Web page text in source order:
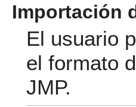
Importación
El usuario
el formato
JMP.